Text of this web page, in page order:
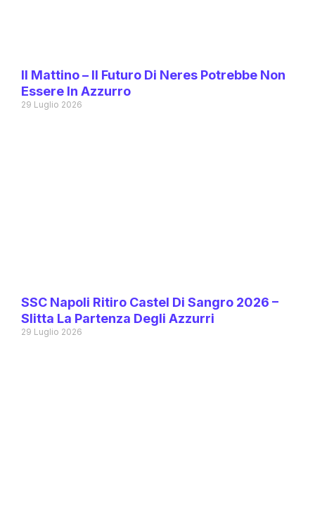
Il Mattino – Il Futuro Di Neres Potrebbe Non
Essere In Azzurro
29 Luglio 2026
SSC Napoli Ritiro Castel Di Sangro 2026 –
Slitta La Partenza Degli Azzurri
29 Luglio 2026